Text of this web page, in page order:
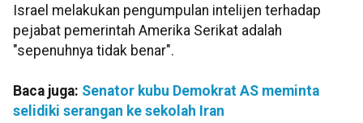
Israel melakukan pengumpulan intelijen terhadap
pejabat pemerintah Amerika Serikat adalah
"sepenuhnya tidak benar".
Baca juga: Senator kubu Demokrat AS meminta
selidiki serangan ke sekolah Iran